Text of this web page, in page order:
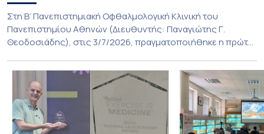
Στη Β’ Πανεπιστημιακή Οφθαλμολογική Κλινική του
Πανεπιστημίου Αθηνών (Διευθυντής: Παναγιώτης Γ.
Θεοδοσιάδης), στις 3/7/2026, πραγματοποιήθηκε η πρώτη
PDS) στο πλαίσιο της διεθνούς κλινικής μελέτης Sightspire
σε ασθενή 82 ετών με ηλικιακή εκφύλιση ωχράς υγρού
τύπου. Το ένθεμα αυτό αποτελεί καινοτόμο θεραπεία για
ασθενείς με νεοαγγειακή ηλικιακή εκφύλιση ωχράς, […]